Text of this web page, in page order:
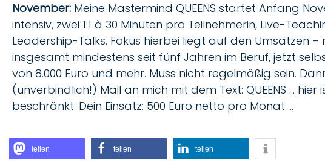
November: Meine Mastermind QUEENS startet Anfang
intensiv, zwei 1:1 à 30 Minuten pro Teilnehmerin, Live-
Leadership-Talks. Fokus hierbei liegt auf den Umsätzen –
insgesamt mindestens seit fünf Jahren im Beruf, jetzt
von 8.000 Euro und mehr. Muss nicht regelmäßig sein.
(unverbindlich!) Mail an mich mit dem Text: QUEENS …
beschränkt. Dein Einsatz: 500 Euro netto pro Monat …
teilen teilen teilen